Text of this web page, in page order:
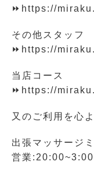
⏩https://
その他スタッフ
⏩https://
当店コース
⏩https://
又のご利用を心
出張マッサージ
営業:20:00~3:00